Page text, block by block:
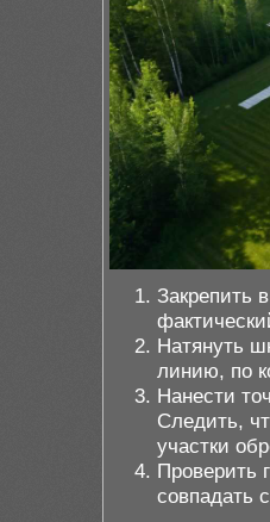
Закрепить
Натянуть
линию, по
Нанести
Следить,
участки
Проверить
совпадать